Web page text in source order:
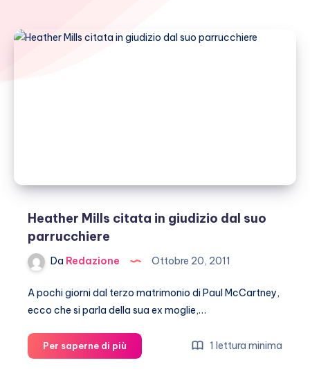
Heather Mills citata in giudizio dal suo
parrucchiere
Da Redazione Ottobre 20, 2011
A pochi giorni dal terzo matrimonio di Paul McCartney,
ecco che si parla della sua ex moglie,…
Per saperne di più
Mills
1 lettura minima